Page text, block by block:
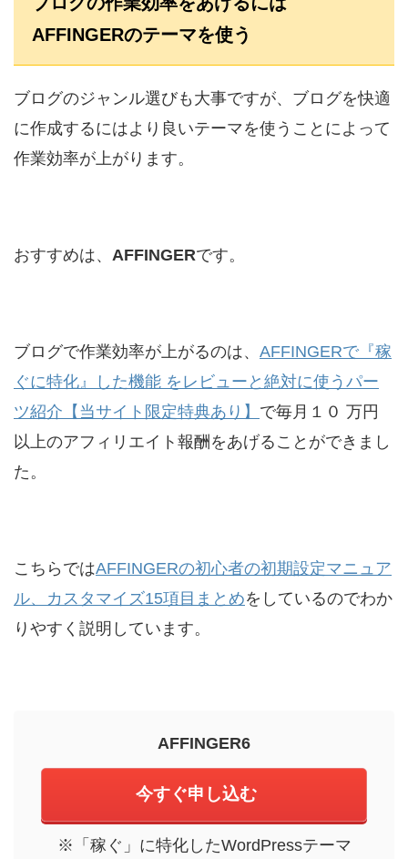
AFFINGERのテーマを使う
ブログのジャンル選びも大事ですが、ブログを快適
に作成するにはより良いテーマを使うことによって
作業効率が上がります。
おすすめは、 AFFINGERです。
ブログで作業効率が上がるのは、 AFFINGERで『稼
ぐに特化』した機能 をレビューと絶対に使うパー
ツ紹介【当サイト限定特典あり】 で毎月１０ 万円
以上のアフィリエイト報酬をあげることができまし
た。
こちらではAFFINGERの初心者の初期設定マニュア
ル、カスタマイズ15項目まとめをしているのでわか
りやすく説明しています。
AFFINGER6
今すぐ申し込む
※「稼ぐ」に特化したWordPressテーマ